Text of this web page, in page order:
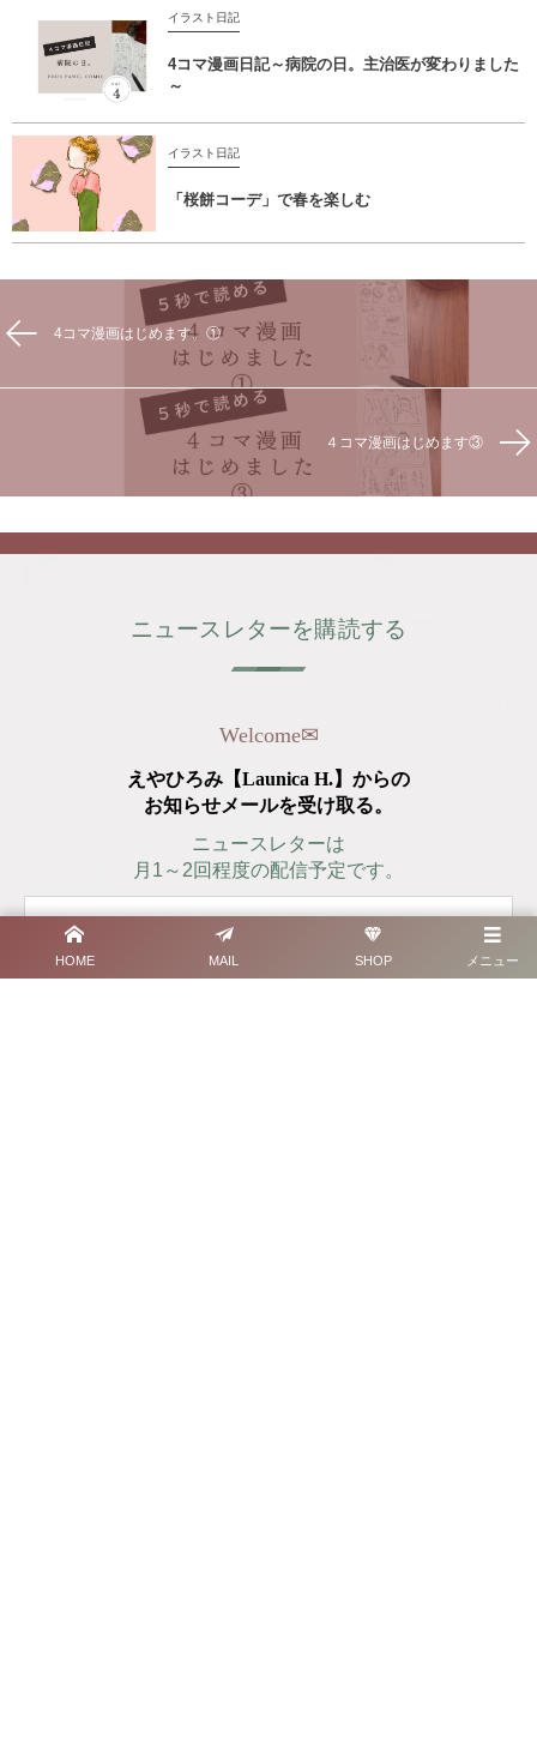
イラスト日記
4コマ漫画日記～病院の日。主治医が変わりました
～
イラスト日記
「桜餅コーデ」で春を楽しむ
4コマ漫画はじめます。①
４コマ漫画はじめます③
メニュー
HOME MAIL SHOP
ニュースレターを購読する
Welcome✉︎
えやひろみ【Launica H.】からの
お知らせメールを受け取る。
ニュースレターは
月1～2回程度の配信予定です。